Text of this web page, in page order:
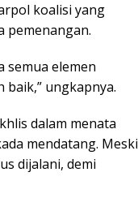
koalisi yang
pemenangan.
semua elemen
ungkapnya.
dalam menata
mendatang. Meski
dijalani, demi